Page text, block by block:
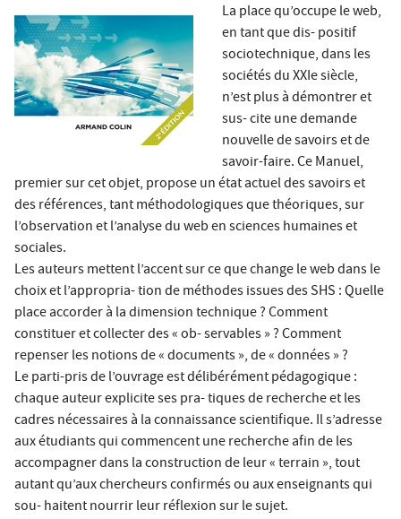
La place qu’occupe le web,
en tant que dis- positif
sociotechnique, dans les
sociétés du XXIe siècle,
n’est plus à démontrer et
sus- cite une demande
nouvelle de savoirs et de
savoir-faire. Ce Manuel,
premier sur cet objet, propose un état actuel des savoirs et
des références, tant méthodologiques que théoriques, sur
l’observation et l’analyse du web en sciences humaines et
sociales.
Les auteurs mettent l’accent sur ce que change le web dans le
choix et l’appropria- tion de méthodes issues des SHS : Quelle
place accorder à la dimension technique ? Comment
constituer et collecter des « ob- servables » ? Comment
repenser les notions de « documents », de « données » ?
Le parti-pris de l’ouvrage est délibérément pédagogique :
chaque auteur explicite ses pra- tiques de recherche et les
cadres nécessaires à la connaissance scientifique. Il s’adresse
aux étudiants qui commencent une recherche afin de les
accompagner dans la construction de leur « terrain », tout
autant qu’aux chercheurs confirmés ou aux enseignants qui
sou- haitent nourrir leur réflexion sur le sujet.